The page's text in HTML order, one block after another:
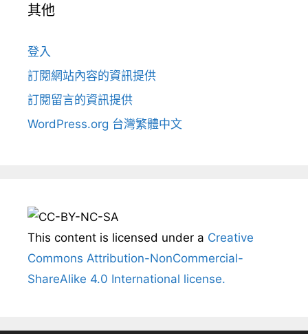
其他
登入
訂閱網站內容的資訊提供
訂閱留言的資訊提供
WordPress.org 台灣繁體中文
This content is licensed under a Creative
Commons Attribution-NonCommercial-
ShareAlike 4.0 International license.